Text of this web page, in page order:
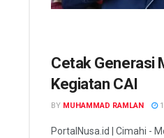
Cetak Generasi
Kegiatan CAI
BY MUHAMMAD RAMLAN
PortalNusa.id | Cimahi -